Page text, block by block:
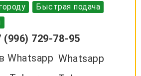
Быстрая подача
729-78-95
Whatsapp